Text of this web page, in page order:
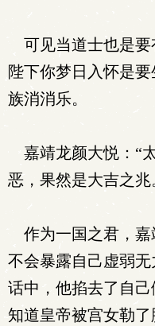
可见当道士也是要
陛下你梦日入怀是
族消消乐。
嘉靖龙颜大悦：“
恶，果然是大吉之兆
作为一国之君，嘉
不会暴露自己虚弱
话中，他掐去了自
知道皇帝被宫女勒